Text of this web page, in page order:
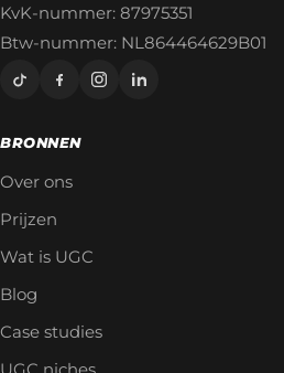
KvK-nummer: 87975351
Btw-nummer: NL864464629B01
BRONNEN
Over ons
Prijzen
Wat is UGC
Blog
Case studies